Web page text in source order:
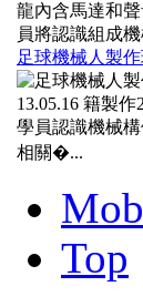
龍內含馬達和
員將認識組成
足球機械人製
13.05.16 籍製作
學員認識機械
相關�...
Top